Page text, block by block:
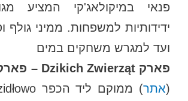
פנאי במיקולאג'קי המציע
ידידותיות למשפחות. ממיני גולף
ועד למגרש משחקים במים
פארק Dzikich Zwierząt – פארק חיות הבר
(אתר